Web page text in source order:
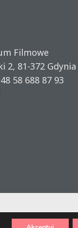
Filmowe
2, 81-372 Gdynia
58 688 87 93